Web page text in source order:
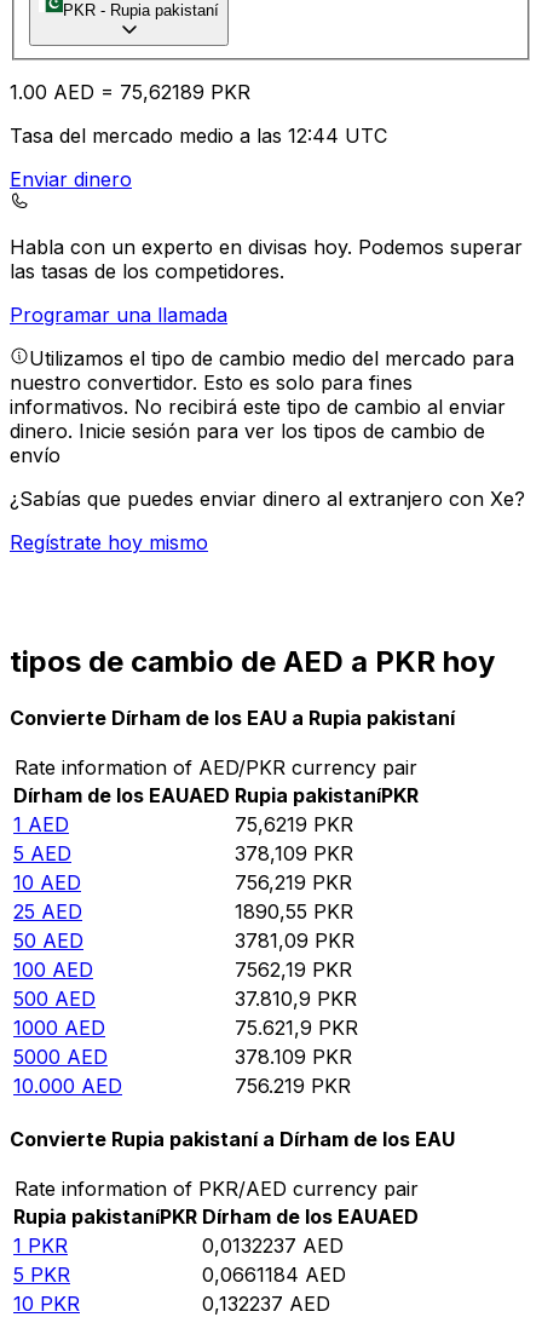
PKR - Rupia pakistaní
1.00 AED = 75,62189 PKR
Tasa del mercado medio a las 12:44 UTC
Enviar dinero
Habla con un experto en divisas hoy. Podemos superar
las tasas de los competidores.
Programar una llamada
Utilizamos el tipo de cambio medio del mercado para
nuestro convertidor. Esto es solo para fines
informativos. No recibirá este tipo de cambio al enviar
dinero. Inicie sesión para ver los tipos de cambio de
envío
¿Sabías que puedes enviar dinero al extranjero con Xe?
Regístrate hoy mismo
tipos de cambio de AED a PKR hoy
Convierte Dírham de los EAU a Rupia pakistaní
Rate information of AED/PKR currency pair
Dírham de los EAUAED Rupia pakistaníPKR
1 AED 75,6219 PKR
5 AED 378,109 PKR
10 AED 756,219 PKR
25 AED 1890,55 PKR
50 AED 3781,09 PKR
100 AED 7562,19 PKR
500 AED 37.810,9 PKR
1000 AED 75.621,9 PKR
5000 AED 378.109 PKR
10.000 AED 756.219 PKR
Convierte Rupia pakistaní a Dírham de los EAU
Rate information of PKR/AED currency pair
Rupia pakistaníPKR Dírham de los EAUAED
1 PKR 0,0132237 AED
5 PKR 0,0661184 AED
10 PKR 0,132237 AED